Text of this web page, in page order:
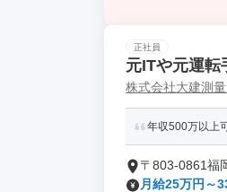
正社員
元ITや元運
株式会社大建測
年収500万以上
〒803-0861福
月給25万円～